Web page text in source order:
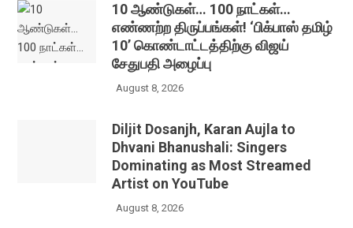
10 ஆண்டுகள்… 100 நாட்கள்…
எண்ணற்ற திருப்பங்கள்! ‘பிக்பாஸ் தமிழ்
10’ கொண்டாட்டத்திற்கு விஜய்
சேதுபதி அழைப்பு
August 8, 2026
Diljit Dosanjh, Karan Aujla to
Dhvani Bhanushali: Singers
Dominating as Most Streamed
Artist on YouTube
August 8, 2026